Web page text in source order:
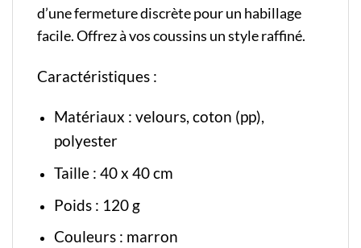
d’une fermeture discrète pour un habillage
facile. Offrez à vos coussins un style raffiné.
Caractéristiques :
Matériaux : velours, coton (pp),
polyester
Taille : 40 x 40 cm
Poids : 120 g
Couleurs : marron